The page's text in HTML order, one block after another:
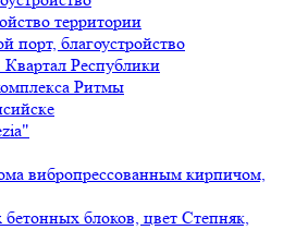
территории
порт, благоустройство
Республики
Ритмы
вибропрессованным кирпичом,
бетонных блоков, цвет Степняк,